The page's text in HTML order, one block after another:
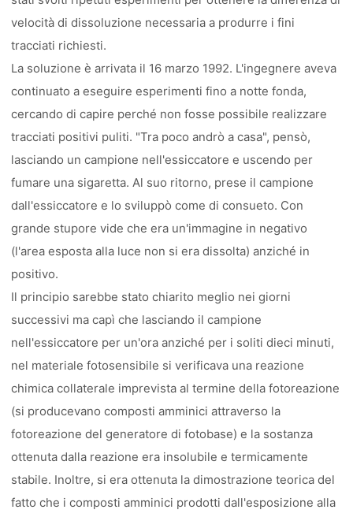
velocità di dissoluzione necessaria a produrre i fini
tracciati richiesti.
La soluzione è arrivata il 16 marzo 1992. L'ingegnere aveva
continuato a eseguire esperimenti fino a notte fonda,
cercando di capire perché non fosse possibile realizzare
tracciati positivi puliti. "Tra poco andrò a casa", pensò,
lasciando un campione nell'essiccatore e uscendo per
fumare una sigaretta. Al suo ritorno, prese il campione
dall'essiccatore e lo sviluppò come di consueto. Con
grande stupore vide che era un'immagine in negativo
(l'area esposta alla luce non si era dissolta) anziché in
positivo.
Il principio sarebbe stato chiarito meglio nei giorni
successivi ma capì che lasciando il campione
nell'essiccatore per un'ora anziché per i soliti dieci minuti,
nel materiale fotosensibile si verificava una reazione
chimica collaterale imprevista al termine della fotoreazione
(si producevano composti amminici attraverso la
fotoreazione del generatore di fotobase) e la sostanza
ottenuta dalla reazione era insolubile e termicamente
stabile. Inoltre, si era ottenuta la dimostrazione teorica del
fatto che i composti amminici prodotti dall'esposizione alla